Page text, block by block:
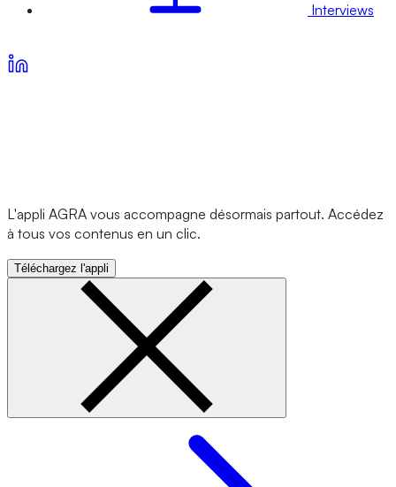
Interviews
L'appli AGRA vous accompagne désormais partout. Accédez
à tous vos contenus en un clic.
Téléchargez l'appli